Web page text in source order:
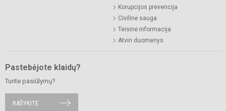
Korupcijos prevencija
Civilinė sauga
Teisinė informacija
Atviri duomenys
Pastebėjote klaidų?
Turite pasiūlymų?
RAŠYKITE